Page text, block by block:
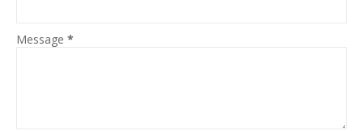
Message *